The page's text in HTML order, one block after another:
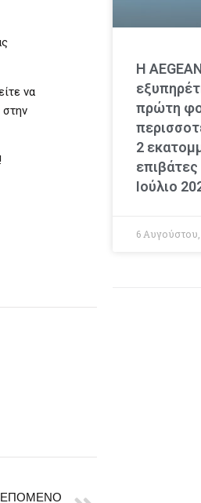
να
ΕΠΌΜΕΝΟ
Η
πρώτη
2
Ιούλιο
6 Αυγούστου,